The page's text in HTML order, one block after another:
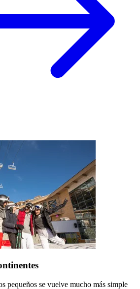
pequeños se vuelve mucho más simple